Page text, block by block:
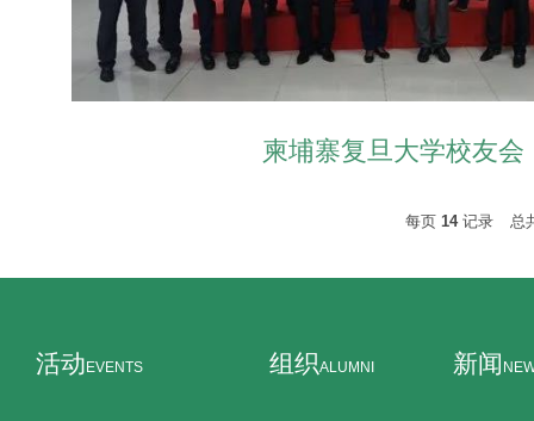
柬埔寨复旦大学校友会
每页 14记录 总
活动 EVENTS 组织ALUMNI 新闻